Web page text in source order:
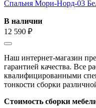
Спальня Мори-Норд-03
В наличии
12 590 ₽
Наш интернет-магазин
гарантией качества. Все
квалифицированными
тонкости сборки
Стоимость сборки